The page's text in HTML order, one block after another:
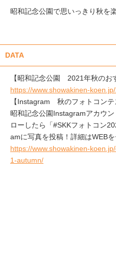
昭和記念公園で思いっきり秋を
DATA
【昭和記念公園 2021年秋のお
https://www.showakinen-
【Instagram 秋のフォトコンテ
昭和記念公園Instagramアカウ
ローしたら「#SKKフォトコン
amに写真を投稿！詳細はWEBを
https://www.showakinen-
1-autumn/